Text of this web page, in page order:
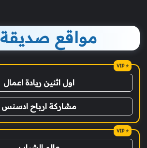
مواقع صديقة
اول اثنين ريادة اعمال
مشاركة ارباح ادسنس